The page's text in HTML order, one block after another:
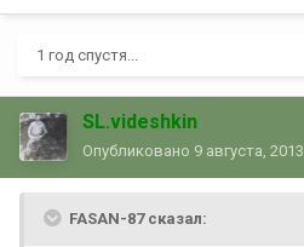
1 год спустя...
SL.videshkin
Опубликовано 9 августа, 2013
FASAN-87 сказал: